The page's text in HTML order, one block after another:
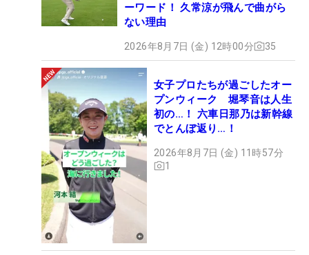
ーワード！ 久常涼が飛んで曲がら
ない理由
2026年8月7日 (金) 12時00分 35
女子プロたちが過ごしたオー
プンウィーク 堀琴音は人生
初の…！ 六車日那乃は新幹線
でとんぼ返り…！
2026年8月7日 (金) 11時57分
1